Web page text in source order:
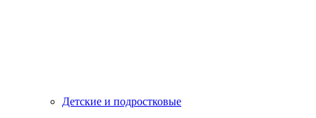
Детские и подростковые